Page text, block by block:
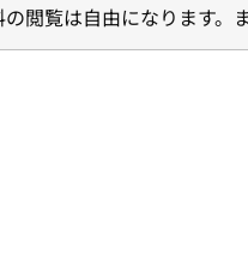
の閲覧は自由になります。